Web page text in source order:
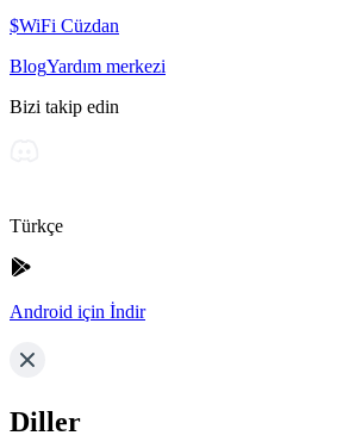
$WiFi Cüzdan
BlogYardım merkezi
Bizi takip edin
Türkçe
Android için İndir
Diller